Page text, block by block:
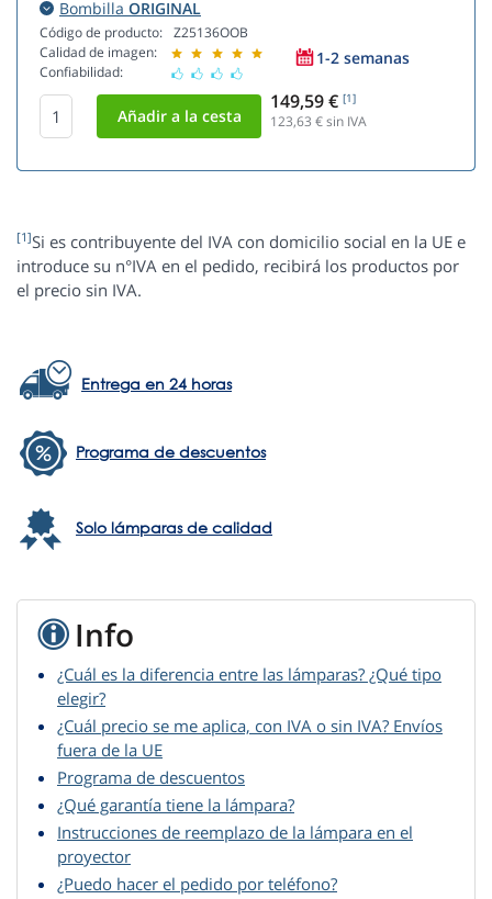
Bombilla ORIGINAL
Código de producto:
Calidad de imagen:
Confiabilidad:
Z25136OOB
1-2 semanas
149,59 € [1]
123,63 € sin IVA
[1]Si es contribuyente del IVA con domicilio social en la UE e
introduce su n°IVA en el pedido, recibirá los productos por
el precio sin IVA.
Entrega en 24 horas
Programa de descuentos
Solo lámparas de calidad
Info
¿Cuál es la diferencia entre las lámparas? ¿Qué tipo
elegir?
¿Cuál precio se me aplica, con IVA o sin IVA? Envíos
fuera de la UE
Programa de descuentos
¿Qué garantía tiene la lámpara?
Instrucciones de reemplazo de la lámpara en el
proyector
¿Puedo hacer el pedido por teléfono?